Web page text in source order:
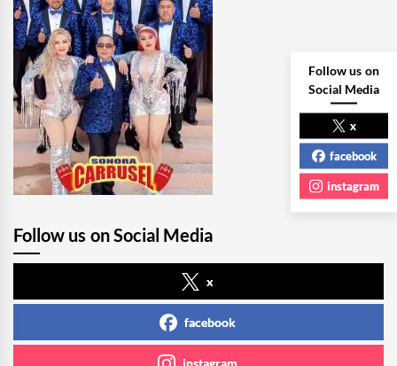
Follow us on Social Media
x
facebook
instagram
Follow us on
Social Media
x
facebook
instagram